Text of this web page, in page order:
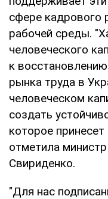
сфере кадрового
рабочей среды.
человеческого
к
рынка труда в
человеческом
создать
которое
отметила
Свириденко.
"Для нас